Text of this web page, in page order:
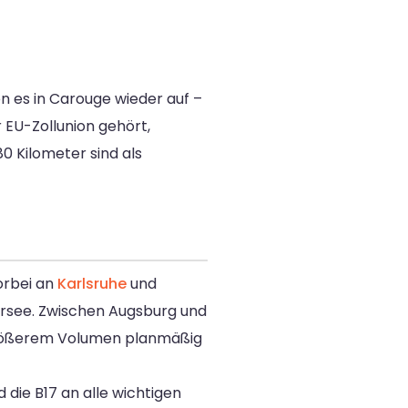
es in Carouge wieder auf –
Zollunion gehört,
Kilometer sind als
an Karlsruheund
Zwischen Augsburg und
Volumen planmäßig
B17 an alle wichtigen